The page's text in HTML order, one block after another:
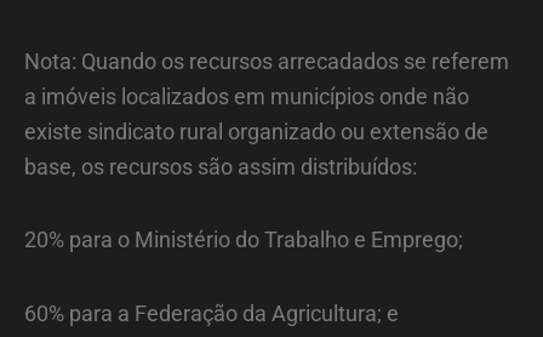
Nota: Quando os recursos arrecadados se referem
a imóveis localizados em municípios onde não
existe sindicato rural organizado ou extensão de
base, os recursos são assim distribuídos:
20% para o Ministério do Trabalho e Emprego;
60% para a Federação da Agricultura; e